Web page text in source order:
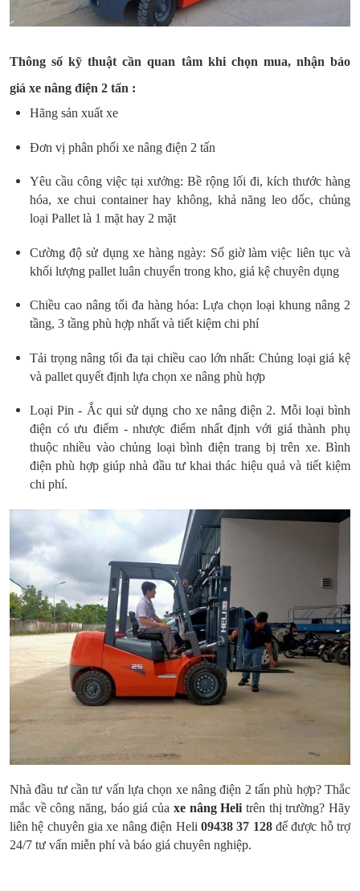
Thông số kỹ thuật cần quan tâm khi chọn mua, nhận báo
giá xe nâng điện 2 tấn :
Hãng sản xuất xe
Đơn vị phân phối xe nâng điện 2 tấn
Yêu cầu công việc tại xưởng: Bề rộng lối đi, kích thước hàng
hóa, xe chui container hay không, khả năng leo dốc, chủng
loại Pallet là 1 mặt hay 2 mặt
Cường độ sử dụng xe hàng ngày: Số giờ làm việc liên tục và
khối lượng pallet luân chuyển trong kho, giá kệ chuyên dụng
Chiều cao nâng tối đa hàng hóa: Lựa chọn loại khung nâng 2
tầng, 3 tầng phù hợp nhất và tiết kiệm chi phí
Tải trọng nâng tối đa tại chiều cao lớn nhất: Chủng loại giá kệ
và pallet quyết định lựa chọn xe nâng phù hợp
Loại Pin - Ắc qui sử dụng cho xe nâng điện 2. Mỗi loại bình
điện có ưu điểm - nhược điểm nhất định với giá thành phụ
thuộc nhiều vào chủng loại bình điện trang bị trên xe. Bình
điện phù hợp giúp nhà đầu tư khai thác hiệu quả và tiết kiệm
chi phí.
Nhà đầu tư cần tư vấn lựa chọn xe nâng điện 2 tấn phù hợp? Thắc
mắc về công năng, báo giá của xe nâng Heli trên thị trường? Hãy
liên hệ chuyên gia xe nâng điện Heli 09438 37 128để được hỗ trợ
24/7 tư vấn miễn phí và báo giá chuyên nghiệp.